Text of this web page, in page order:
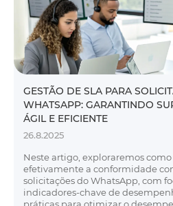
GESTÃO DE SLA PARA
WHATSAPP: GARANTINDO
ÁGIL E EFICIENTE
26.8.2025
Neste artigo, exploraremos
efetivamente a conformidade
solicitações do WhatsApp, com
indicadores-chave de